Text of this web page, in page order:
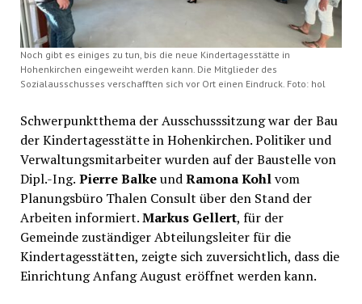
Noch gibt es einiges zu tun, bis die neue Kindertagesstätte in
Hohenkirchen eingeweiht werden kann. Die Mitglieder des
Sozialausschusses verschafften sich vor Ort einen Eindruck. Foto: hol
Schwerpunktthema der Ausschusssitzung war der Bau
der Kindertagesstätte in Hohenkirchen. Politiker und
Verwaltungsmitarbeiter wurden auf der Baustelle von
Dipl.-Ing. Pierre BalkeundRamona Kohlvom
Planungsbüro Thalen Consult über den Stand der
Arbeiten informiert.Markus Gellert, für der
Gemeinde zuständiger Abteilungsleiter für die
Kindertagesstätten, zeigte sich zuversichtlich, dass die
Einrichtung Anfang August eröffnet werden kann.